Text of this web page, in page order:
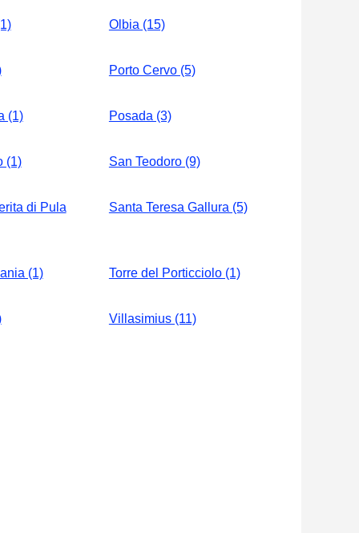
Olbia (15)
Porto Cervo (5)
(1) Posada (3)
(1) San Teodoro (9)
di Pula Santa Teresa Gallura (5)
(1) Torre del Porticciolo (1)
Villasimius (11)